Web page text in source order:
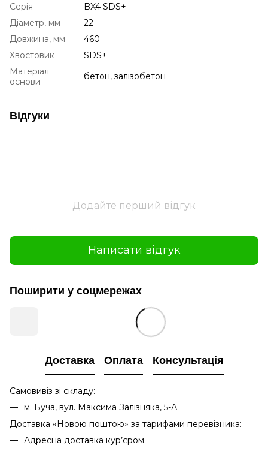
Серія
BX4 SDS+
Діаметр, мм
22
Довжина, мм
460
Хвостовик
SDS+
Матеріал
основи
бетон, залізобетон
Відгуки
Додайте перший відгук
Написати відгук
Поширити у соцмережах
Доставка Оплата Консультація
Самовивіз зі складу:
м. Буча, вул. Максима Залізняка, 5-А.
Доставка «Новою поштою» за тарифами перевізника:
Адресна доставка кур’єром.